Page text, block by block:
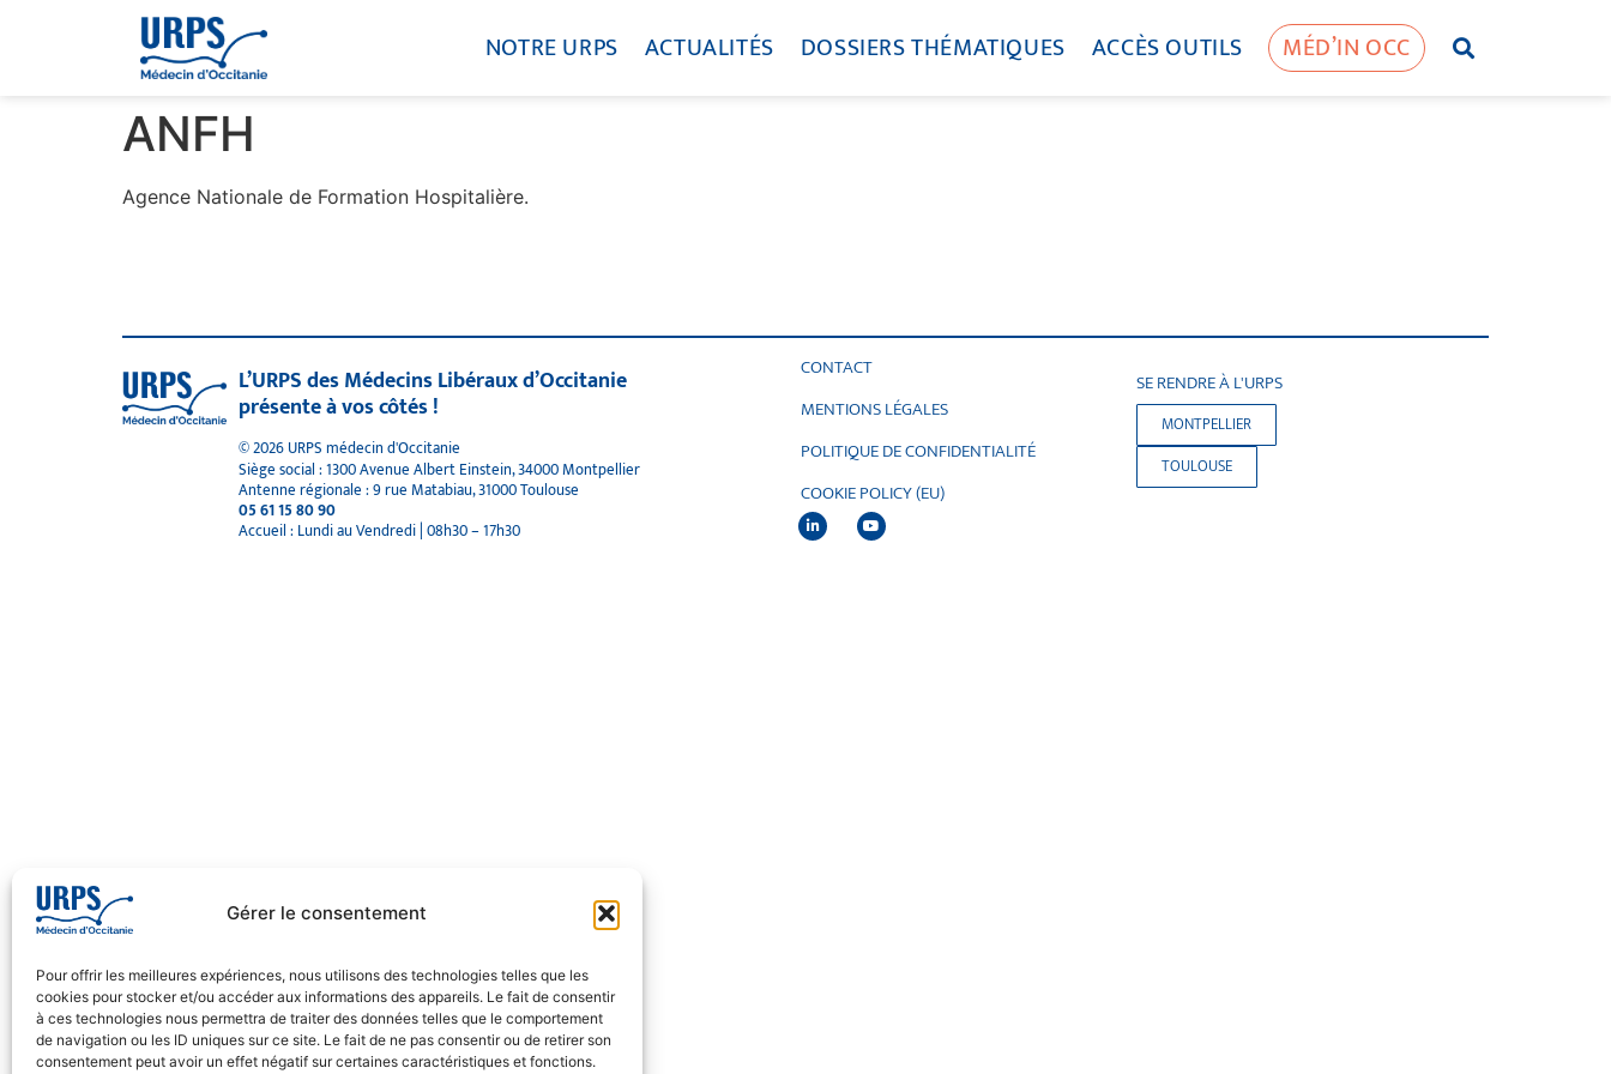
Gérer le consentement
Pour offrir les meilleures expériences, nous utilisons des technologies telles que les
cookies pour stocker et/ou accéder aux informations des appareils. Le fait de consentir
à ces technologies nous permettra de traiter des données telles que le comportement
de navigation ou les ID uniques sur ce site. Le fait de ne pas consentir ou de retirer son
consentement peut avoir un effet négatif sur certaines caractéristiques et fonctions.
NOTRE URPS ACTUALITÉS DOSSIERS THÉMATIQUES ACCÈS OUTILS MÉD’IN OCC
ANFH
Agence Nationale de Formation Hospitalière.
L’URPS des Médecins Libéraux d’Occitanie
présente à vos côtés !
© 2026 URPS médecin d'Occitanie
Siège social : 1300 Avenue Albert Einstein, 34000 Montpellier
Antenne régionale : 9 rue Matabiau, 31000 Toulouse
05 61 15 80 90
Accueil : Lundi au Vendredi | 08h30 – 17h30
CONTACT
MENTIONS LÉGALES
POLITIQUE DE CONFIDENTIALITÉ
COOKIE POLICY (EU)
SE RENDRE À L'URPS
MONTPELLIER
TOULOUSE